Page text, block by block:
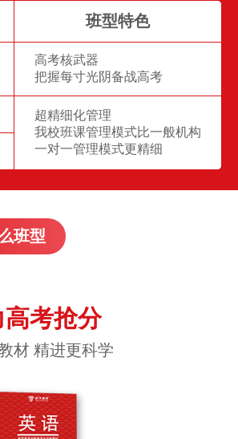
班型特色
高考核武器
把握每寸光阴备战高考
超精细化管理
我校班课管理模式比一般机构
一对一管理模式更精细
班型
考抢分
材 精进更科学